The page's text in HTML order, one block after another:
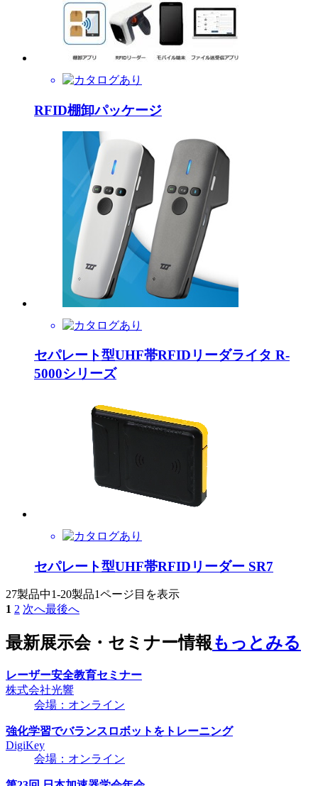
RFID棚卸パッケージ
セパレート型UHF帯RFIDリーダライタ R-
5000シリーズ
セパレート型UHF帯RFIDリーダー SR7
27製品中1-20製品1ページ目を表示
1 2 次へ最後へ
最新展示会・セミナー情報もっとみる
レーザー安全教育セミナー
株式会社光響
会場：オンライン
強化学習でバランスロボットをトレーニング
DigiKey
会場：オンライン